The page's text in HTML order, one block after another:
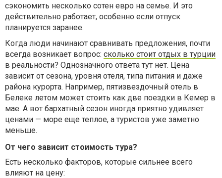
сэкономить несколько сотен евро на семье. И это
действительно работает, особенно если отпуск
планируется заранее.
Когда люди начинают сравнивать предложения, почти
всегда возникает вопрос: сколько стоит отдых в турции
в реальности? Однозначного ответа тут нет. Цена
зависит от сезона, уровня отеля, типа питания и даже
района курорта. Например, пятизвездочный отель в
Белеке летом может стоить как две поездки в Кемер в
мае. А вот бархатный сезон иногда приятно удивляет
ценами — море еще теплое, а туристов уже заметно
меньше.
От чего зависит стоимость тура?
Есть несколько факторов, которые сильнее всего
влияют на цену: